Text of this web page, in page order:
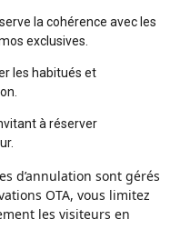
la cohérence avec les
exclusives.
les habitués et
à réserver
d’annulation sont gérés
OTA, vous limitez
les visiteurs en